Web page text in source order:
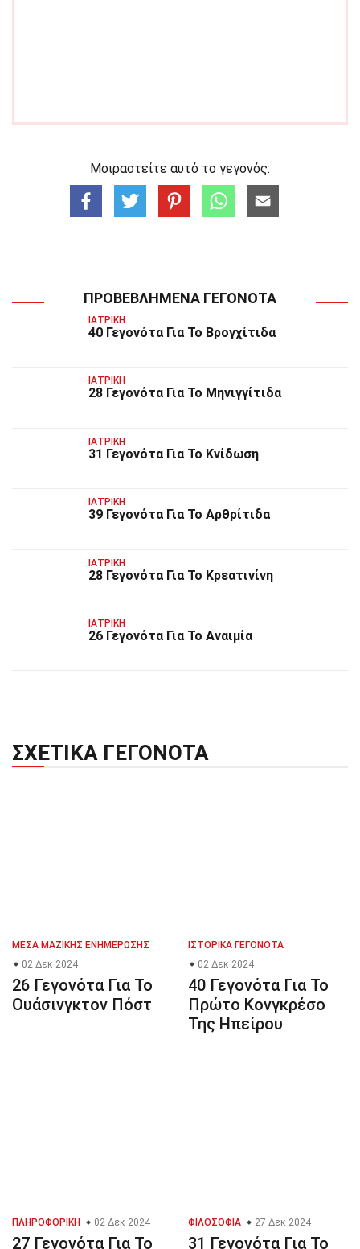
Μοιραστείτε αυτό το γεγονός:
ΠΡΟΒΕΒΛΗΜΈΝΑ ΓΕΓΟΝΌΤΑ
ΙΑΤΡΙΚΉ
40 Γεγονότα Για Το Βρογχίτιδα
ΙΑΤΡΙΚΉ
28 Γεγονότα Για Το Μηνιγγίτιδα
ΙΑΤΡΙΚΉ
31 Γεγονότα Για Το Κνίδωση
ΙΑΤΡΙΚΉ
39 Γεγονότα Για Το Αρθρίτιδα
ΙΑΤΡΙΚΉ
28 Γεγονότα Για Το Κρεατινίνη
ΙΑΤΡΙΚΉ
26 Γεγονότα Για Το Αναιμία
ΣΧΕΤΙΚΆ ΓΕΓΟΝΌΤΑ
ΜΈΣΑ ΜΑΖΙΚΉΣ ΕΝΗΜΈΡΩΣΗΣ
02 Δεκ 2024
26 Γεγονότα Για Το
Ουάσινγκτον Πόστ
ΙΣΤΟΡΙΚΆ ΓΕΓΟΝΌΤΑ
02 Δεκ 2024
40 Γεγονότα Για Το
Πρώτο Κονγκρέσο
Της Ηπείρου
ΠΛΗΡΟΦΟΡΙΚΉ 02 Δεκ 2024
27 Γεγονότα Για Το
ΦΙΛΟΣΟΦΊΑ 27 Δεκ 2024
31 Γεγονότα Για Το